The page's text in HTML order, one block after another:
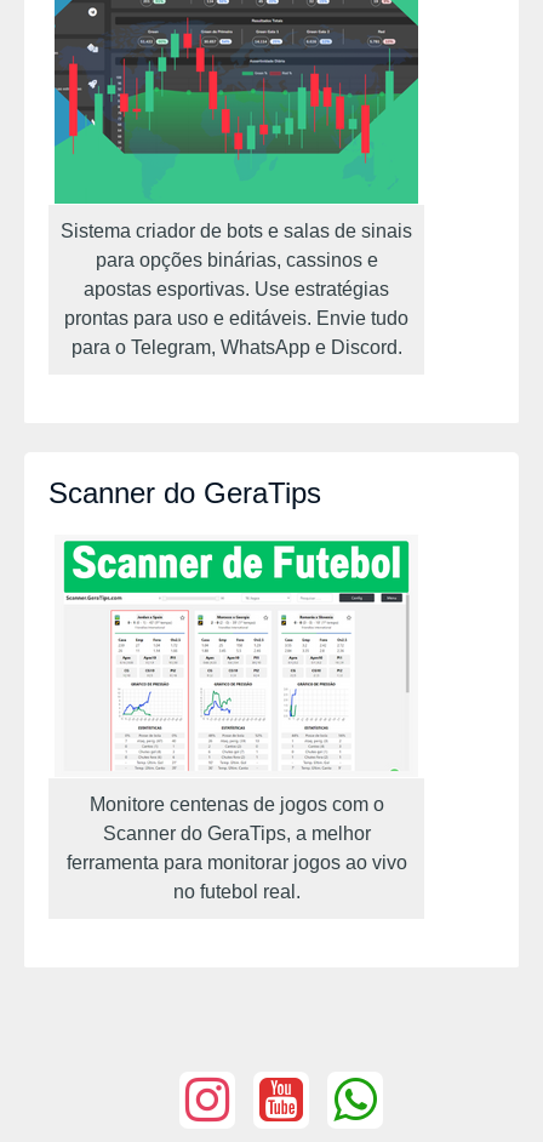
Sistema criador de bots e salas de sinais
para opções binárias, cassinos e
apostas esportivas. Use estratégias
prontas para uso e editáveis. Envie tudo
para o Telegram, WhatsApp e Discord.
Scanner do GeraTips
Monitore centenas de jogos com o
Scanner do GeraTips, a melhor
ferramenta para monitorar jogos ao vivo
no futebol real.